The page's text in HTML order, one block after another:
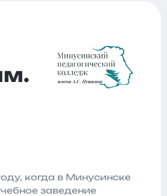
когда в Минусинске
заведение